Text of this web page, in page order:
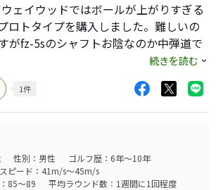
ェイウッドではボールが上がりすぎる
ロトタイプを購入しました。難しいの
がfz-5sのシャフトお陰なのか中弾道で
てるようになりました。とても良いク
１万５千円で新品が買えるのでコスパ
以上のかたにはおすすめしたいです。
続きを読む
1件
性別：男性
ゴルフ歴：6年～10年
ピード：41m/s～45m/s
85～89
平均ラウンド数：1週間に1回程度